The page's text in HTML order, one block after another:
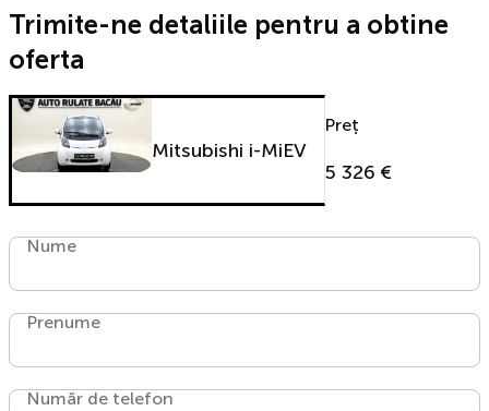
Trimite-ne detaliile pentru a obtine
oferta
Mitsubishi i-MiEV
Preț
5 326 €
Nume
Prenume
Număr de telefon